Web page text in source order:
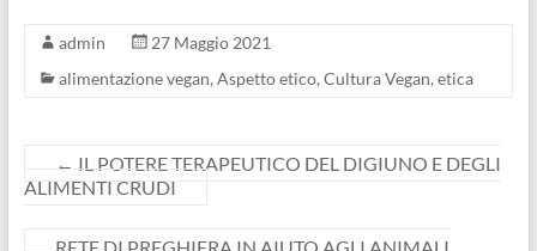
admin
27 Maggio 2021
alimentazione vegan, Aspetto etico, Cultura Vegan, etica
← IL POTERE TERAPEUTICO DEL DIGIUNO E DEGLI
ALIMENTI CRUDI
RETE DI PREGHIERA IN AIUTO AGLI ANIMALI